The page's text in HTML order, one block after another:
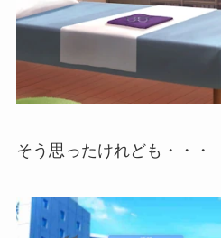
そう思ったけれども・・・